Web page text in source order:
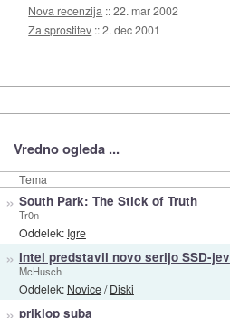
Nova recenzija ::22. mar 2002
Za sprostitev ::2. dec 2001
Vredno ogleda ...
Tema
» South Park: The Stick of Truth
Tr0n
Oddelek: Igre
» Intel predstavil novo serijo SSD-jev
McHusch
Oddelek: Novice/Diski
priklop suba